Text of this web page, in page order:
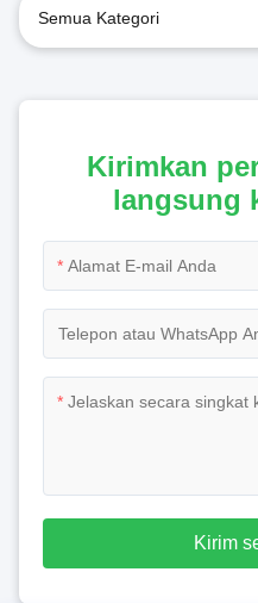
Semua Kategori
Kirimkan
langsung
*
*
Kirim